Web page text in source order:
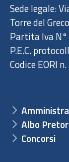
Sede legale:
Torre del
Partita Iva
P.E.C.
Codice EORI
Albo
Concorsi